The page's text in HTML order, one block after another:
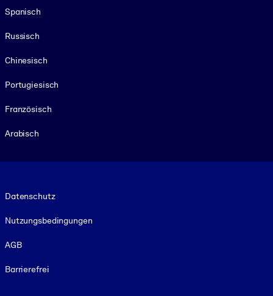
Spanisch
Russisch
Chinesisch
Portugiesisch
Französisch
Arabisch
Datenschutz
Nutzungsbedingungen
AGB
Barrierefrei